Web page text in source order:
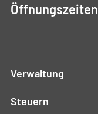
Öffnungszeiten
Verwaltung
Steuern